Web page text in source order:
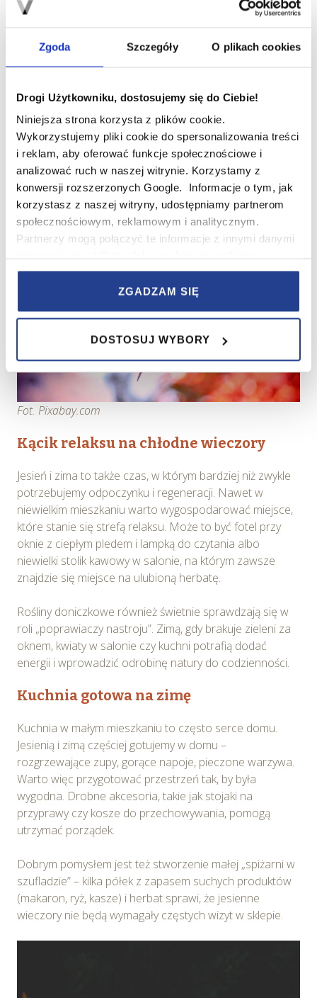
Zgoda Szczegóły O plikach cookies
Drogi Użytkowniku, dostosujemy się do Ciebie!
Niniejsza strona korzysta z plików cookie.
Wykorzystujemy pliki cookie do spersonalizowania treści
i reklam, aby oferować funkcje społecznościowe i
analizować ruch w naszej witrynie. Korzystamy z
konwersji rozszerzonych Google. Informacje o tym, jak
korzystasz z naszej witryny, udostępniamy partnerom
społecznościowym, reklamowym i analitycznym.
Partnerzy mogą połączyć te informacje z innymi danymi
korzystania z ich usług.
zapewnienia prawidłowego działania Serwisu,
zapamiętania wybranych przez użytkownika ustawień i
wszelkich wyborów dokonywanych w Serwisie, poprawy
wydajności Serwisu, zbierania informacji o tym, w jaki
sposób użytkownicy korzystają z Serwisu, ulepszania
Serwisu, dostosowywania działania Serwisu do
użytkowania Serwisu oraz w celach marketingowych.
Informacje, w tym dane osobowe, pozyskane w związku
z wykorzystywaniem plików cookie w Serwisie,
przetwarzane są przez Spravia Sp. z o.o. jako
usługodawcę Serwisu w ww. celach oraz mogą być
również przetwarzane przez Partnerów Spravia Sp. z
o.o. W związku z powyższym użytkownik ma prawo do
dostępu do swoich danych osobowych, ich sprostowania,
sprzeciwu wobec przetwarzania, a także prawo do
wniesienia skargi do Prezesa Urzędu Ochrony Danych
Osobowych. Szczegółowe informacje o plikach cookie
wykorzystywanych w Serwisie oraz inne informacje
Serwisu dostępne są w Polityce prywatności – pliki
Wybierając opcję „Zgadzam się” wyrażasz zgodę na
wykorzystywanie w Serwisie wszystkich plików
cookie przez Spravia Sp. z o.o. oraz jej Partnerów we
wskazanych powyżej celach.Wyrażenie zgody jest
dobrowolne. Możesz wycofać zgodę i dokonać zmiany
ustawień dotyczących plików cookie w każdej chwili za
dostępnego z poziomuPolityki prywatności – pliki
cookie.
Możesz również dostosować wybory dotyczące
ZGADZAM SIĘ
DOSTOSUJ WYBORY
może być wyzwaniem. Dobrym rozwiązaniem są meble
przedpokoju z miejscem na buty czy łóżka z pojemnikiem
na pościel. Dzięki nim zyskujemy dodatkowe miejsce bez
Warto również sezonowo segregować ubrania – letnie
rzeczy można schować w pudła i umieścić np. na
górnych półkach w szafie. W ten sposób codziennie pod
ręką będą tylko te elementy garderoby, których
naprawdę potrzebujemy.
Fot. Pixabay.com
Kącik relaksu na chłodne wieczory
Jesień i zima to także czas, w którym bardziej niż zwykle
potrzebujemy odpoczynku i regeneracji. Nawet w
niewielkim mieszkaniu warto wygospodarować miejsce,
które stanie się strefą relaksu. Może to być fotel przy
oknie z ciepłym pledem i lampką do czytania albo
niewielki stolik kawowy w salonie, na którym zawsze
znajdzie się miejsce na ulubioną herbatę.
Rośliny doniczkowe również świetnie sprawdzają się w
roli „poprawiaczy nastroju”. Zimą, gdy brakuje zieleni za
oknem, kwiaty w salonie czy kuchni potrafią dodać
energii i wprowadzić odrobinę natury do codzienności.
Kuchnia gotowa na zimę
Kuchnia w małym mieszkaniu to często serce domu.
Jesienią i zimą częściej gotujemy w domu –
rozgrzewające zupy, gorące napoje, pieczone warzywa.
Warto więc przygotować przestrzeń tak, by była
wygodna. Drobne akcesoria, takie jak stojaki na
przyprawy czy kosze do przechowywania, pomogą
utrzymać porządek.
Dobrym pomysłem jest też stworzenie małej „spiżarni w
szufladzie” – kilka półek z zapasem suchych produktów
(makaron, ryż, kasze) i herbat sprawi, że jesienne
wieczory nie będą wymagały częstych wizyt w sklepie.